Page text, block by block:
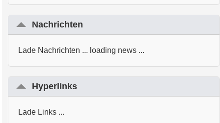
Nachrichten
Lade Nachrichten ... loading news ...
Hyperlinks
Lade Links ...